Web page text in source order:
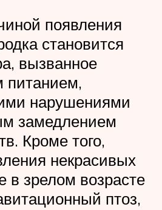
появления
становится
вызванное
питанием,
нарушениями
замедлением
Кроме того,
некрасивых
в зрелом возрасте
птоз,